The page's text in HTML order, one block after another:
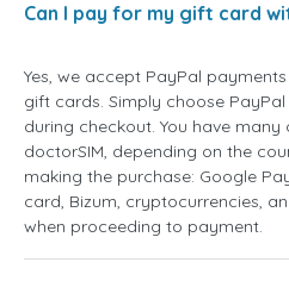
Can I pay for my gift card
Yes, we accept PayPal
gift cards. Simply choose
during checkout. You have
doctorSIM, depending on the
making the purchase: Google
card, Bizum, cryptocurrencies,
when proceeding to payment.